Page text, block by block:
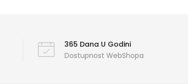
365 Dana U Godini
Dostupnost WebShopa